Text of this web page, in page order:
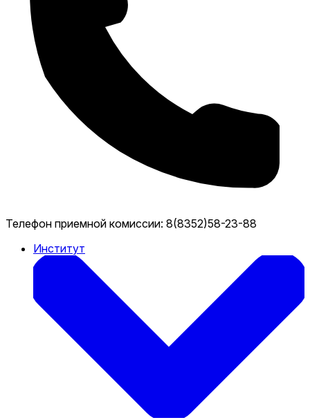
Телефон приемной комиссии: 8(8352)58-23-88
Институт